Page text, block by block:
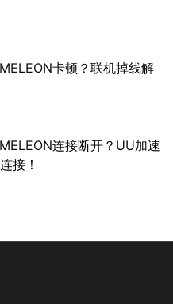
卡顿？联机掉线解
连接断开？UU加速
接！